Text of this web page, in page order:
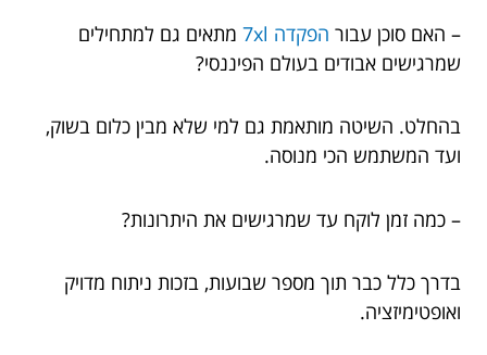
– האם סוכן עבור הפקדה 7xl
מתאים גם למתחילים
שמרגישים אבודים בעולם הפיננסי?
בהחלט. השיטה מותאמת גם למי שלא מבין כלום בשוק,
ועד המשתמש הכי מנוסה.
– כמה זמן לוקח עד שמרגישים את היתרונות?
בדרך כלל כבר תוך מספר שבועות, בזכות ניתוח מדויק
ואופטימיזציה.